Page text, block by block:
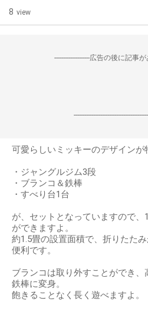
8 view
--------------------広告の後に記事が
可愛らしいミッキーのデザインが
・ジャングルジム3段
・ブランコ＆鉄棒
・すべり台1台
が、セットとなっていますので
ができますよ。
約1.5畳の設置面積で、折りたた
便利です。
ブランコは取り外すことができ
鉄棒に変身。
飽きることなく長く遊べますよ。